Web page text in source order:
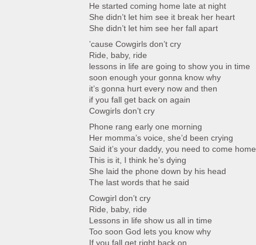
He started coming home late at night
She didn’t let him see it break her heart
She didn’t let him see her fall apart
’cause Cowgirls don’t cry
Ride, baby, ride
lessons in life are going to show you in time
soon enough your gonna know why
it’s gonna hurt every now and then
if you fall get back on again
Cowgirls don’t cry
Phone rang early one morning
Her momma’s voice, she’d been crying
Said it’s your daddy, you need to come home
This is it, I think he’s dying
She laid the phone down by his head
The last words that he said
Cowgirl don’t cry
Ride, baby, ride
Lessons in life show us all in time
Too soon God lets you know why
If you fall get right back on